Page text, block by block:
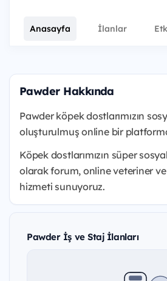
Anasayfa İlanlar
Pawder Hakkında
Pawder köpek dostlarımızın
oluşturulmuş online bir
Köpek dostlarımızın süper
olarak forum, online veteriner
hizmeti sunuyoruz.
Pawder İş ve Staj İlanları